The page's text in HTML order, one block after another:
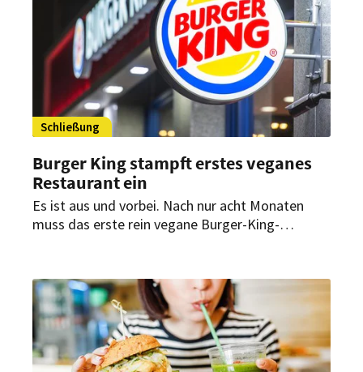
Schließung
Burger King stampft erstes veganes
Restaurant ein
Es ist aus und vorbei. Nach nur acht Monaten
muss das erste rein vegane Burger-King-